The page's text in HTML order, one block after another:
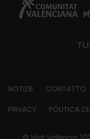
Footer
about
NOTIZIE CONTATTO
PRIVACY POLITICA